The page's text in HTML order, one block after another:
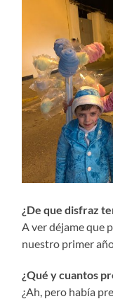
¿De que disfraz
A ver déjame que
nuestro primer
¿Qué y cuantos
¿Ah, pero había